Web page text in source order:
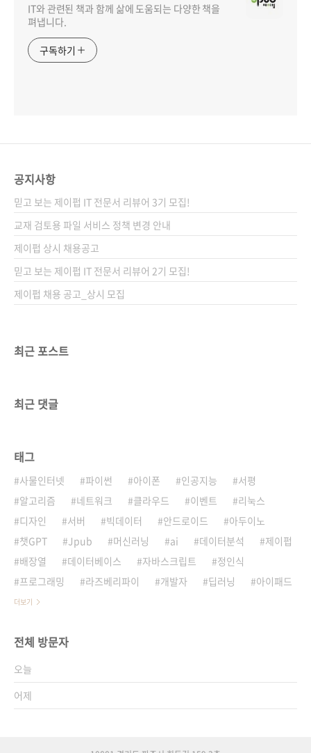
IT와 관련된 책과 함께 삶에 도움되는 다양한 책을
펴냅니다.
구독하기
공지사항
믿고 보는 제이펍 IT 전문서 리뷰어 3기 모집!
교재 검토용 파일 서비스 정책 변경 안내
제이펍 상시 채용공고
믿고 보는 제이펍 IT 전문서 리뷰어 2기 모집!
제이펍 채용 공고_상시 모집
최근 포스트
최근 댓글
태그
사물인터넷 파이썬 아이폰 인공지능
서평
알고리즘
네트워크 클라우드 이벤트
리눅스
디자인
서버 빅데이터 안드로이드
아두이노
챗GPT
Jpub 머신러닝 ai 데이터분석
제이펍
배장열
데이터베이스 자바스크립트
정인식
프로그래밍
라즈베리파이 개발자 딥러닝 아이패드
더보기
전체 방문자
오늘
어제